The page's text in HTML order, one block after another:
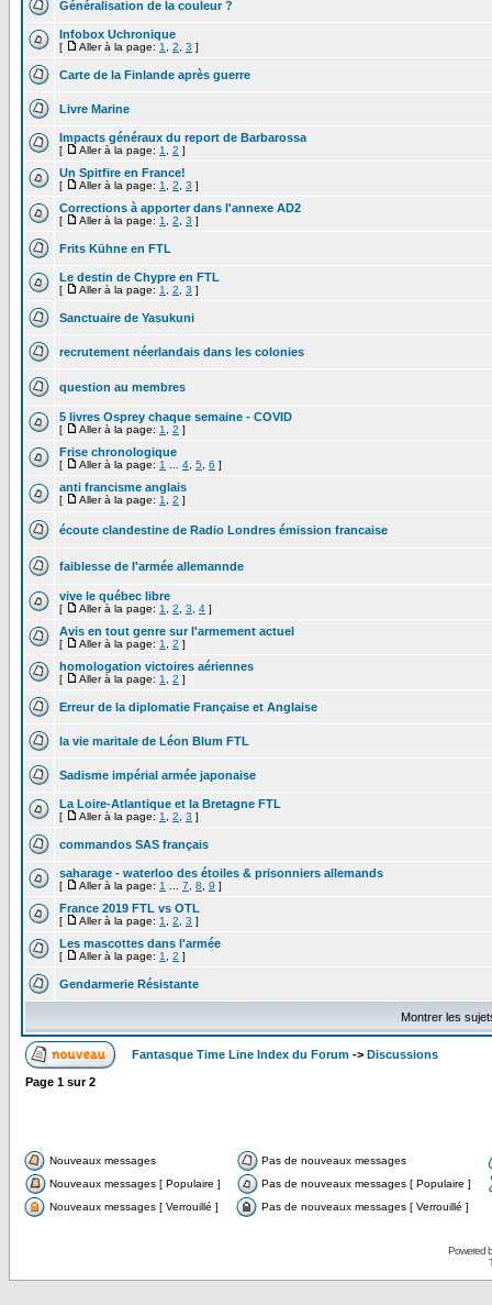
Généralisation de la couleur ?
Infobox Uchronique
[ Aller à la page: 1 2 3 ]
Carte de la Finlande après guerre
Livre Marine
Impacts généraux du report de Barbarossa
[ Aller à la page: 1 2 ]
Un Spitfire en France!
[ Aller à la page: 1 2 3 ]
Corrections à apporter dans l'annexe AD2
[ Aller à la page: 1 2 3 ]
Frits Kühne en FTL
Le destin de Chypre en FTL
[ Aller à la page: 1 2 3 ]
Sanctuaire de Yasukuni
recrutement néerlandais dans les colonies
question au membres
5 livres Osprey chaque semaine - COVID
[ Aller à la page: 1 2 ]
Frise chronologique
[ Aller à la page: 1 4 5 6 ]
anti francisme anglais
[ Aller à la page: 1 2 ]
écoute clandestine de Radio Londres émission francaise
faiblesse de l'armée allemannde
vive le québec libre
[ Aller à la page: 1 2 3 4 ]
Avis en tout genre sur l'armement actuel
[ Aller à la page: 1 2 ]
homologation victoires aériennes
[ Aller à la page: 1 2 ]
Erreur de la diplomatie Française et Anglaise
la vie maritale de Léon Blum FTL
Sadisme impérial armée japonaise
La Loire-Atlantique et la Bretagne FTL
[ Aller à la page: 1 2 3 ]
commandos SAS français
saharage - waterloo des étoiles & prisonniers allemands
[ Aller à la page: 1 7 8 9 ]
France 2019 FTL vs OTL
[ Aller à la page: 1 2 3 ]
Les mascottes dans l'armée
[ Aller à la page: 1 2 ]
Gendarmerie Résistante
Montrer les
Fantasque Time Line Index du Forum -> Discussions
Page 1 sur2
Nouveaux messages
Pas de nouveaux messages
Nouveaux messages [ Populaire ]
Pas de nouveaux messages [ Populaire ]
Nouveaux messages [ Verrouillé ]
Pas de nouveaux messages [ Verrouillé ]
Powered